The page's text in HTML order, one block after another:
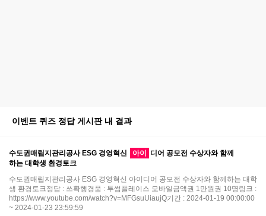
이벤트 퀴즈 정답 게시판 내 결과
수도권매립지관리공사 ESG 경영혁신 아이 디어 공모전 수상자와 함께
하는 대학생 환경토크
수도권매립지관리공사 ESG 경영혁신 아이디어 공모전 수상자와 함께하는 대학
생 환경토크정답 : 쓰확행경품 : 투썸플레이스 모바일금액권 1만원권 10명링크 :
https://www.youtube.com/watch?v=MFGsuUiaujQ기간 : 2024-01-19 00:00:00
~ 2024-01-23 23:59:59